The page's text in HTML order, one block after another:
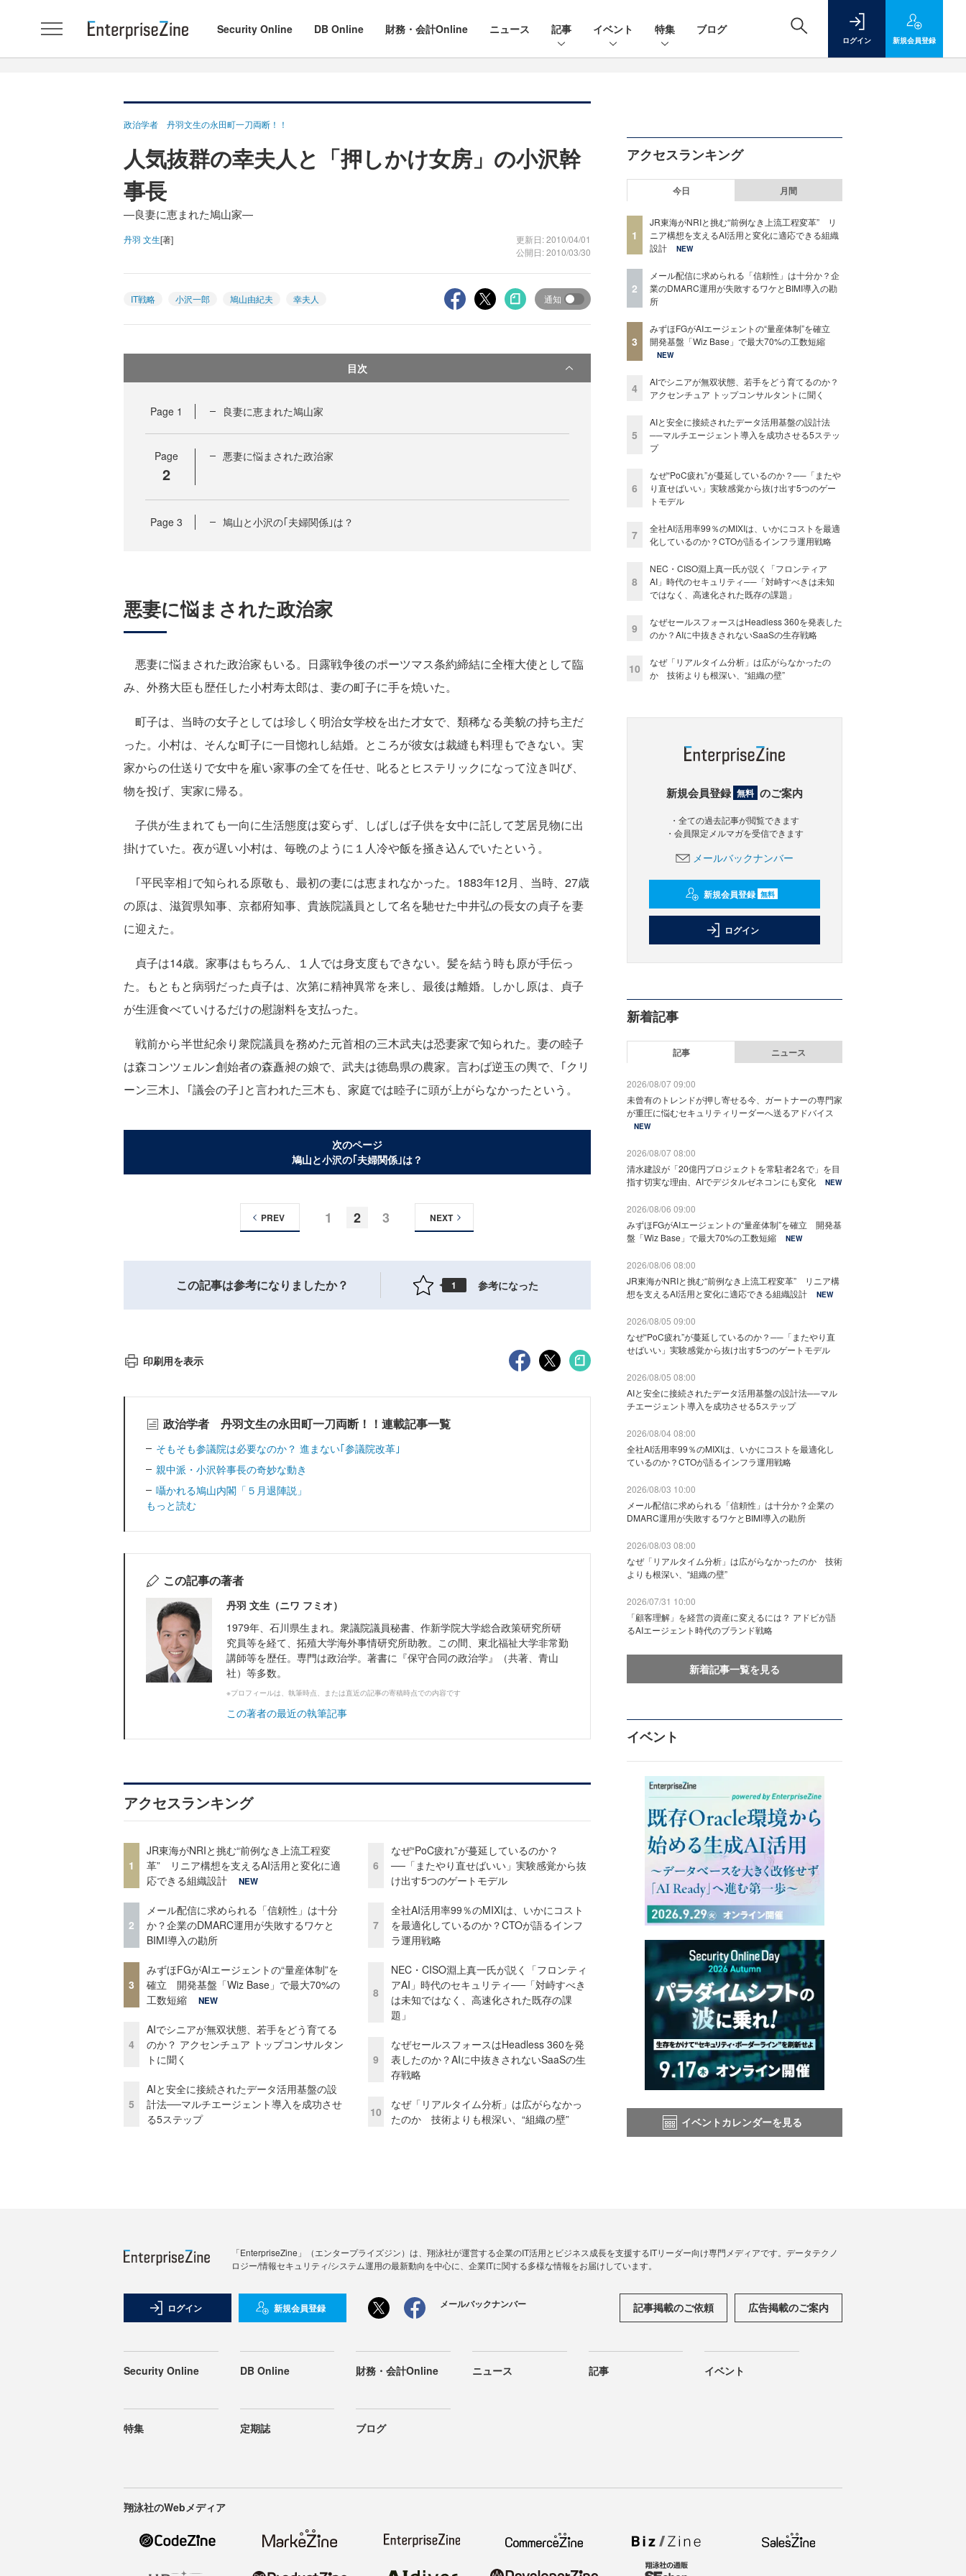
Security Online DB Online 財務・会計Online ニュース 記事 イベント 特集 ブログ
ログイン 新規会員登録
政治学者 丹羽文生の永田町一刀両断！！
人気抜群の幸夫人と「押しかけ女房」の小沢幹
事長
―良妻に恵まれた鳩山家―
丹羽 文生[著]
更新日: 2010/04/01
公開日: 2010/03/30
IT戦略 小沢一郎 鳩山由紀夫 幸夫人 通知
目次
Page 1 良妻に恵まれた鳩山家
Page
2
悪妻に悩まされた政治家
Page 3 鳩山と小沢の｢夫婦関係｣は？
悪妻に悩まされた政治家
悪妻に悩まされた政治家もいる。日露戦争後のポーツマス条約締結に全権大使として臨
み、外務大臣も歴任した小村寿太郎は、妻の町子に手を焼いた。
町子は、当時の女子としては珍しく明治女学校を出た才女で、類稀なる美貌の持ち主だ
った。小村は、そんな町子に一目惚れし結婚。ところが彼女は裁縫も料理もできない。実
家からの仕送りで女中を雇い家事の全てを任せ、叱るとヒステリックになって泣き叫び、
物を投げ、実家に帰る。
子供が生まれても一向に生活態度は変らず、しばしば子供を女中に託して芝居見物に出
掛けていた。夜が遅い小村は、毎晩のように１人冷や飯を掻き込んでいたという。
｢平民宰相｣で知られる原敬も、最初の妻には恵まれなかった。1883年12月、当時、27歳
の原は、滋賀県知事、京都府知事、貴族院議員として名を馳せた中井弘の長女の貞子を妻
に迎えた。
貞子は14歳。家事はもちろん、１人では身支度もできない。髪を結う時も原が手伝っ
た。もともと病弱だった貞子は、次第に精神異常を来し、最後は離婚。しかし原は、貞子
が生涯食べていけるだけの慰謝料を支払った。
戦前から半世紀余り衆院議員を務めた元首相の三木武夫は恐妻家で知られた。妻の睦子
は森コンツェルン創始者の森矗昶の娘で、武夫は徳島県の農家。言わば逆玉の輿で、｢クリ
ーン三木｣、｢議会の子｣と言われた三木も、家庭では睦子に頭が上がらなかったという。
次のページ
鳩山と小沢の｢夫婦関係｣は？
1 2 3
PREV NEXT
この記事は参考になりましたか？ 1 参考になった
印刷用を表示
政治学者 丹羽文生の永田町一刀両断！！連載記事一覧
そもそも参議院は必要なのか？ 進まない｢参議院改革｣
親中派・小沢幹事長の奇妙な動き
囁かれる鳩山内閣「５月退陣説」
もっと読む
この記事の著者
丹羽 文生（ニワ フミオ）
1979年、石川県生まれ。衆議院議員秘書、作新学院大学総合政策研究所研
究員等を経て、拓殖大学海外事情研究所助教。この間、東北福祉大学非常勤
講師等を歴任。専門は政治学。著書に『保守合同の政治学』（共著、青山
社）等多数。
※プロフィールは、執筆時点、または直近の記事の寄稿時点での内容です
この著者の最近の執筆記事
アクセスランキング
1
JR東海がNRIと挑む“前例なき上流工程変
革” リニア構想を支えるAI活用と変化に適
応できる組織設計
NEW
2
メール配信に求められる「信頼性」は十分
か？企業のDMARC運用が失敗するワケと
BIMI導入の勘所
3
みずほFGがAIエージェントの“量産体制”を
確立 開発基盤「Wiz Base」で最大70%の
工数短縮
NEW
4
AIでシニアが無双状態、若手をどう育てる
のか？ アクセンチュア トップコンサルタン
トに聞く
5
AIと安全に接続されたデータ活用基盤の設
計法──マルチエージェント導入を成功させ
る5ステップ
6
なぜ“PoC疲れ”が蔓延しているのか？
──「またやり直せばいい」実験感覚から抜
け出す5つのゲートモデル
7
全社AI活用率99％のMIXIは、いかにコスト
を最適化しているのか？CTOが語るインフ
ラ運用戦略
8
NEC・CISO淵上真一氏が説く「フロンティ
アAI」時代のセキュリティ──「対峙すべき
は未知ではなく、高速化された既存の課
題」
9
なぜセールスフォースはHeadless 360を発
表したのか？AIに中抜きされないSaaSの生
存戦略
10
なぜ「リアルタイム分析」は広がらなかっ
たのか 技術よりも根深い、“組織の壁”
アクセスランキング
今日 月間
1
JR東海がNRIと挑む“前例なき上流工程変革” リ
ニア構想を支えるAI活用と変化に適応できる組織
設計
NEW
2
メール配信に求められる「信頼性」は十分か？企
業のDMARC運用が失敗するワケとBIMI導入の勘
所
3
みずほFGがAIエージェントの“量産体制”を確立
開発基盤「Wiz Base」で最大70%の工数短縮
NEW
4
AIでシニアが無双状態、若手をどう育てるのか？
アクセンチュア トップコンサルタントに聞く
5
AIと安全に接続されたデータ活用基盤の設計法
──マルチエージェント導入を成功させる5ステッ
プ
6
なぜ“PoC疲れ”が蔓延しているのか？──「またや
り直せばいい」実験感覚から抜け出す5つのゲー
トモデル
7
全社AI活用率99％のMIXIは、いかにコストを最適
化しているのか？CTOが語るインフラ運用戦略
8
NEC・CISO淵上真一氏が説く「フロンティア
AI」時代のセキュリティ──「対峙すべきは未知
ではなく、高速化された既存の課題」
9
なぜセールスフォースはHeadless 360を発表した
のか？AIに中抜きされないSaaSの生存戦略
10
なぜ「リアルタイム分析」は広がらなかったの
か 技術よりも根深い、“組織の壁”
新規会員登録 無料 のご案内
・全ての過去記事が閲覧できます
・会員限定メルマガを受信できます
メールバックナンバー
新規会員登録 無料
ログイン
新着記事
記事 ニュース
2026/08/07 09:00
未曾有のトレンドが押し寄せる今、ガートナーの専門家
が重圧に悩むセキュリティリーダーへ送るアドバイス
NEW
2026/08/07 08:00
清水建設が「20億円プロジェクトを常駐者2名で」を目
指す切実な理由、AIでデジタルゼネコンにも変化
NEW
2026/08/06 09:00
みずほFGがAIエージェントの“量産体制”を確立 開発基
盤「Wiz Base」で最大70%の工数短縮
NEW
2026/08/06 08:00
JR東海がNRIと挑む“前例なき上流工程変革” リニア構
想を支えるAI活用と変化に適応できる組織設計
NEW
2026/08/05 09:00
なぜ“PoC疲れ”が蔓延しているのか？──「またやり直
せばいい」実験感覚から抜け出す5つのゲートモデル
2026/08/05 08:00
AIと安全に接続されたデータ活用基盤の設計法──マル
チエージェント導入を成功させる5ステップ
2026/08/04 08:00
全社AI活用率99％のMIXIは、いかにコストを最適化し
ているのか？CTOが語るインフラ運用戦略
2026/08/03 10:00
メール配信に求められる「信頼性」は十分か？企業の
DMARC運用が失敗するワケとBIMI導入の勘所
2026/08/03 08:00
なぜ「リアルタイム分析」は広がらなかったのか 技術
よりも根深い、“組織の壁”
2026/07/31 10:00
「顧客理解」を経営の資産に変えるには？ アドビが語
るAIエージェント時代のブランド戦略
新着記事一覧を見る
イベント
イベントカレンダーを見る
「EnterpriseZine」（エンタープライズジン）は、翔泳社が運営する企業のIT活用とビジネス成長を支援するITリーダー向け専門メディアです。データテクノ
ロジー/情報セキュリティ/システム運用の最新動向を中心に、企業ITに関する多様な情報をお届けしています。
ログイン 新規会員登録 メールバックナンバー 記事掲載のご依頼 広告掲載のご案内
Security Online DB Online 財務・会計Online ニュース 記事 イベント
特集 定期誌 ブログ
翔泳社のWebメディア